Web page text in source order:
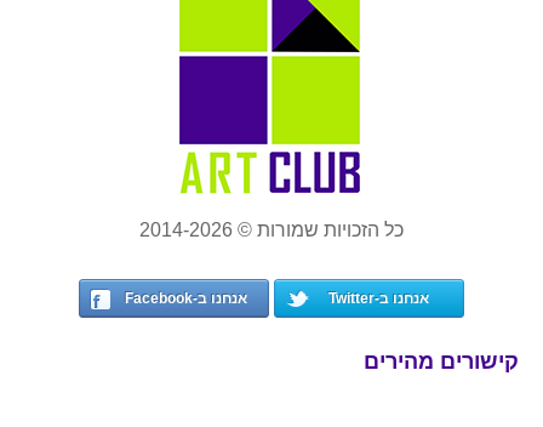
כל הזכויות שמורות © 2014-2026
אנחנו ב-Twitter אנחנו ב-Facebook
קישורים מהירים